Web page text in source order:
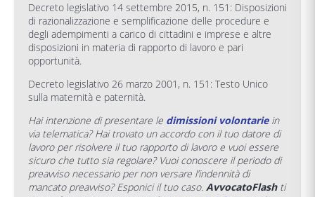
Decreto legislativo 14 settembre 2015, n. 151: Disposizioni
di razionalizzazione e semplificazione delle procedure e
degli adempimenti a carico di cittadini e imprese e altre
disposizioni in materia di rapporto di lavoro e pari
opportunità.
Decreto legislativo 26 marzo 2001, n. 151: Testo Unico
sulla maternità e paternità.
Hai intenzione di presentare le dimissioni volontariein
via telematica? Hai trovato un accordo con il tuo datore di
lavoro per risolvere il tuo rapporto di lavoro e vuoi essere
sicuro che tutto sia regolare? Vuoi conoscere il periodo di
preavviso necessario per non versare l’indennità di
mancato preavviso? Esponici il tuo caso. AvvocatoFlashti